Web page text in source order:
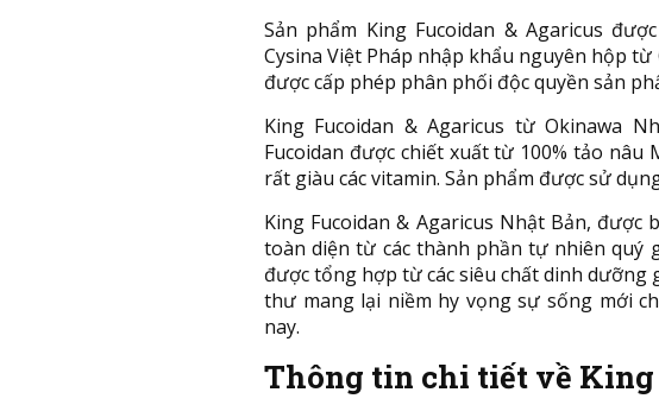
Sản phẩm King Fucoidan & Agaricus
Cysina Việt Pháp nhập khẩu nguyên hộp
được cấp phép phân phối độc quyền sản
King Fucoidan & Agaricus từ Okinawa
Fucoidan được chiết xuất từ 100% tảo
rất giàu các vitamin. Sản phẩm được sử
King Fucoidan & Agaricus Nhật Bản,
toàn diện từ các thành phần tự nhiên quý
được tổng hợp từ các siêu chất dinh dưỡng
thư mang lại niềm hy vọng sự sống mới
nay.
Thông tin chi tiết về King